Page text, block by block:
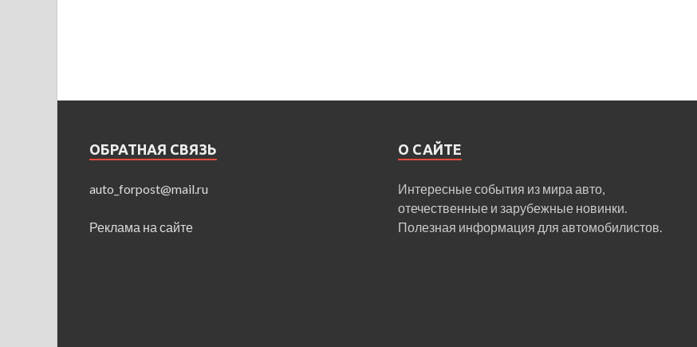
ОБРАТНАЯ СВЯЗЬ
auto_forpost@mail.ru
Реклама на сайте
О САЙТЕ
Интересные события из мира авто,
отечественные и зарубежные новинки.
Полезная информация для автомобилистов.